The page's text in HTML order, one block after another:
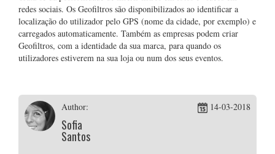
redes sociais. Os Geofiltros são disponibilizados ao identificar a
localização do utilizador pelo GPS (nome da cidade, por exemplo) e
carregados automaticamente. Também as empresas podem criar
Geofiltros, com a identidade da sua marca, para quando os
utilizadores estiverem na sua loja ou num dos seus eventos.
Author:
Sofia
Santos
14-03-2018